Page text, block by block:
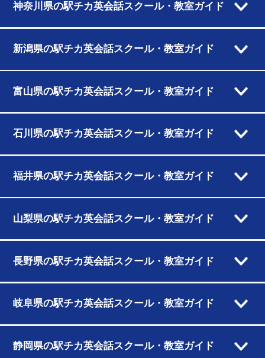
神奈川県の駅チカ英会話スクール・教室ガイド
新潟県の駅チカ英会話スクール・教室ガイド
富山県の駅チカ英会話スクール・教室ガイド
石川県の駅チカ英会話スクール・教室ガイド
福井県の駅チカ英会話スクール・教室ガイド
山梨県の駅チカ英会話スクール・教室ガイド
長野県の駅チカ英会話スクール・教室ガイド
岐阜県の駅チカ英会話スクール・教室ガイド
静岡県の駅チカ英会話スクール・教室ガイド